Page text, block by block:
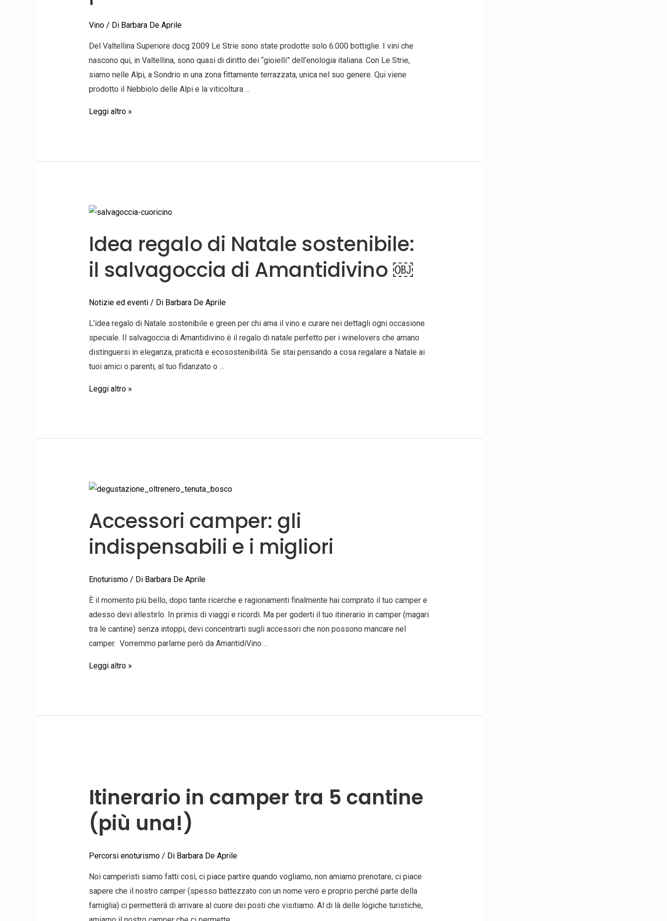
Vino/ Di Barbara De Aprile
Del Valtellina Superiore docg 2009 Le Strie sono state prodotte solo 6.000 bottiglie. I vini che
nascono qui, in Valtellina, sono quasi di diritto dei “gioielli” dell’enologia italiana. Con Le Strie,
siamo nelle Alpi, a Sondrio in una zona fittamente terrazzata, unica nel suo genere. Qui viene
prodotto il Nebbiolo delle Alpi e la viticoltura …
Leggi altro »
Idea regalo di Natale sostenibile:
il salvagoccia di Amantidivino ￼
Notizie ed eventi/ Di Barbara De Aprile
L’idea regalo di Natale sostenibile e green per chi ama il vino e curare nei dettagli ogni occasione
speciale. Il salvagoccia di Amantidivino è il regalo di natale perfetto per i winelovers che amano
distinguersi in eleganza, praticità e ecosostenibilità. Se stai pensando a cosa regalare a Natale ai
tuoi amici o parenti, al tuo fidanzato o …
Idea
di
Natale
sostenibile:
salvagoccia
Amantidivino ￼
Leggi altro »
Accessori camper: gli
indispensabili e i migliori
Enoturismo/ Di Barbara De Aprile
È il momento più bello, dopo tante ricerche e ragionamenti finalmente hai comprato il tuo camper e
adesso devi allestirlo. In primis di viaggi e ricordi. Ma per goderti il tuo itinerario in camper (magari
tra le cantine) senza intoppi, devi concentrarti sugli accessori che non possono mancare nel
camper. Vorremmo parlarne però da AmantidiVino …
Accessori
gli
indispensabili
e
migliori
Leggi altro »
Itinerario in camper tra 5 cantine
(più una!)
Percorsi enoturismo/ Di Barbara De Aprile
Noi camperisti siamo fatti così, ci piace partire quando vogliamo, non amiamo prenotare, ci piace
sapere che il nostro camper (spesso battezzato con un nome vero e proprio perché parte della
famiglia) ci permetterà di arrivare al cuore dei posti che visitiamo. Al di là delle logiche turistiche,
camper
5
cantine
(più